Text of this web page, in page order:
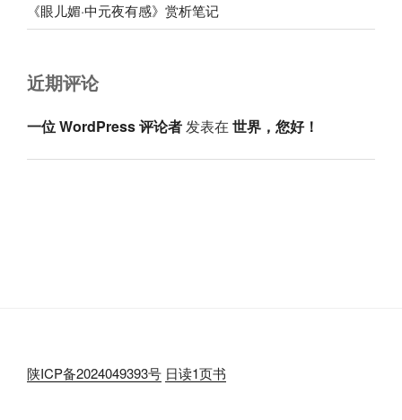
《眼儿媚·中元夜有感》赏析笔记
近期评论
一位 WordPress 评论者发表在 世界，您好！
陕ICP备2024049393号 日读1页书